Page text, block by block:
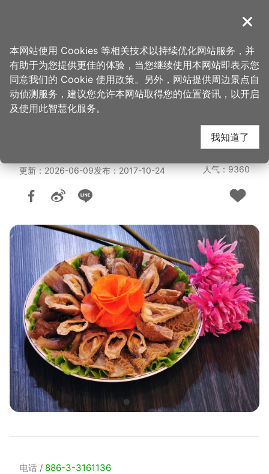
導覽
首页 > 想去的地方 > 美食、购物 > 美食快搜
老四川巴蜀麻辣烫-桃
园店
更新：2026-06-09发布：2017-10-24 人气：9360
电话 886-3-3161136
关闭
本网站使用 Cookies 等相关技术以持续优化网站服务，并
有助于为您提供更佳的体验，当您继续使用本网站即表示您
同意我们的 Cookie 使用政策。另外，网站提供周边景点自
动侦测服务，建议您允许本网站取得您的位置资讯，以开启
及使用此智慧化服务。
我知道了